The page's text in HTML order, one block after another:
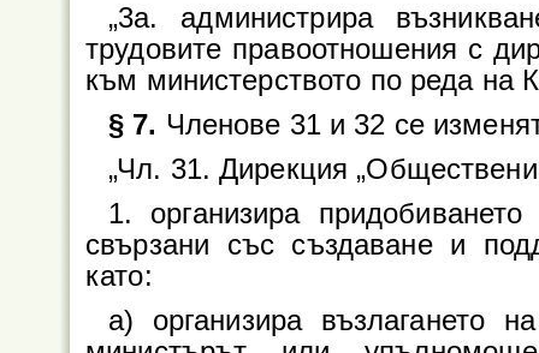
„3а. администрира
трудовите правоотношения с
към министерството по реда на
§ 7. Членове 31 и 32 се
„Чл. 31. Дирекция
1. организира
свързани със създаване и
като:
а) организира възлагането